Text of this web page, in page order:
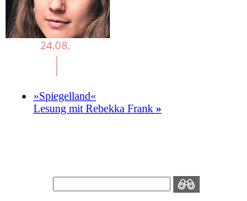
»Spiegelland«
Lesung mit Rebekka Frank »